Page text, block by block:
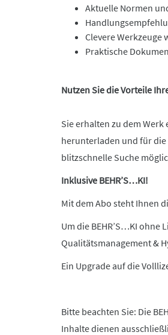
Aktuelle Normen
Clevere Werkzeuge
Praktische
Nutzen Sie die Vorteile
Sie erhalten zu dem
herunterladen und für die
blitzschnelle Suche
Inklusive BEHR’S…KI!
Mit dem Abo steht Ihnen
Um die BEHR’S…KI ohne
Qualitätsmanagement &
Ein Upgrade auf die
Bitte beachten Sie: Die
Inhalte dienen